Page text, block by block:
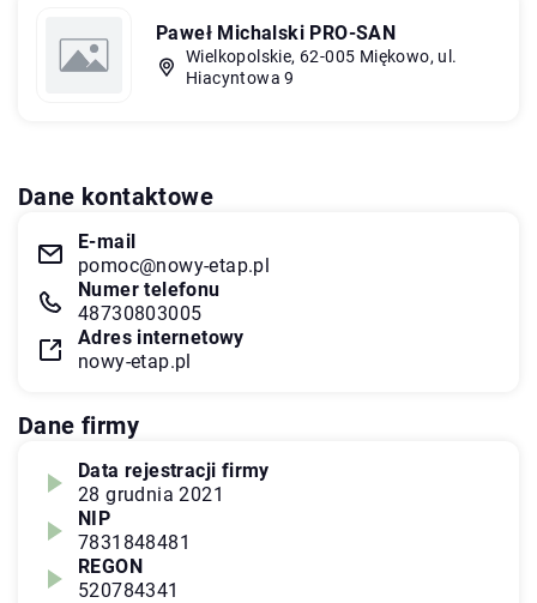
Paweł Michalski PRO-SAN
Wielkopolskie, 62-005 Miękowo, ul.
Hiacyntowa 9
Dane kontaktowe
E-mail
pomoc@nowy-etap.pl
Numer telefonu
48730803005
Adres internetowy
nowy-etap.pl
Dane firmy
Data rejestracji firmy
28 grudnia 2021
NIP
7831848481
REGON
520784341